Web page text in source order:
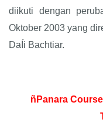
diikuti dengan
Oktober 2003 yang
DaÍi Bachtiar.
ñPanara